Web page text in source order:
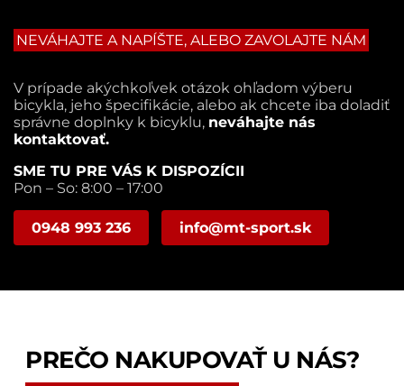
NEVÁHAJTE A NAPÍŠTE, ALEBO ZAVOLAJTE NÁM
V prípade akýchkoľvek otázok ohľadom výberu
bicykla, jeho špecifikácie, alebo ak chcete iba doladiť
správne doplnky k bicyklu, neváhajte nás
kontaktovať.
SME TU PRE VÁS K DISPOZÍCII
Pon – So: 8:00 – 17:00
0948 993 236 info@mt-sport.sk
PREČO NAKUPOVAŤ U NÁS?